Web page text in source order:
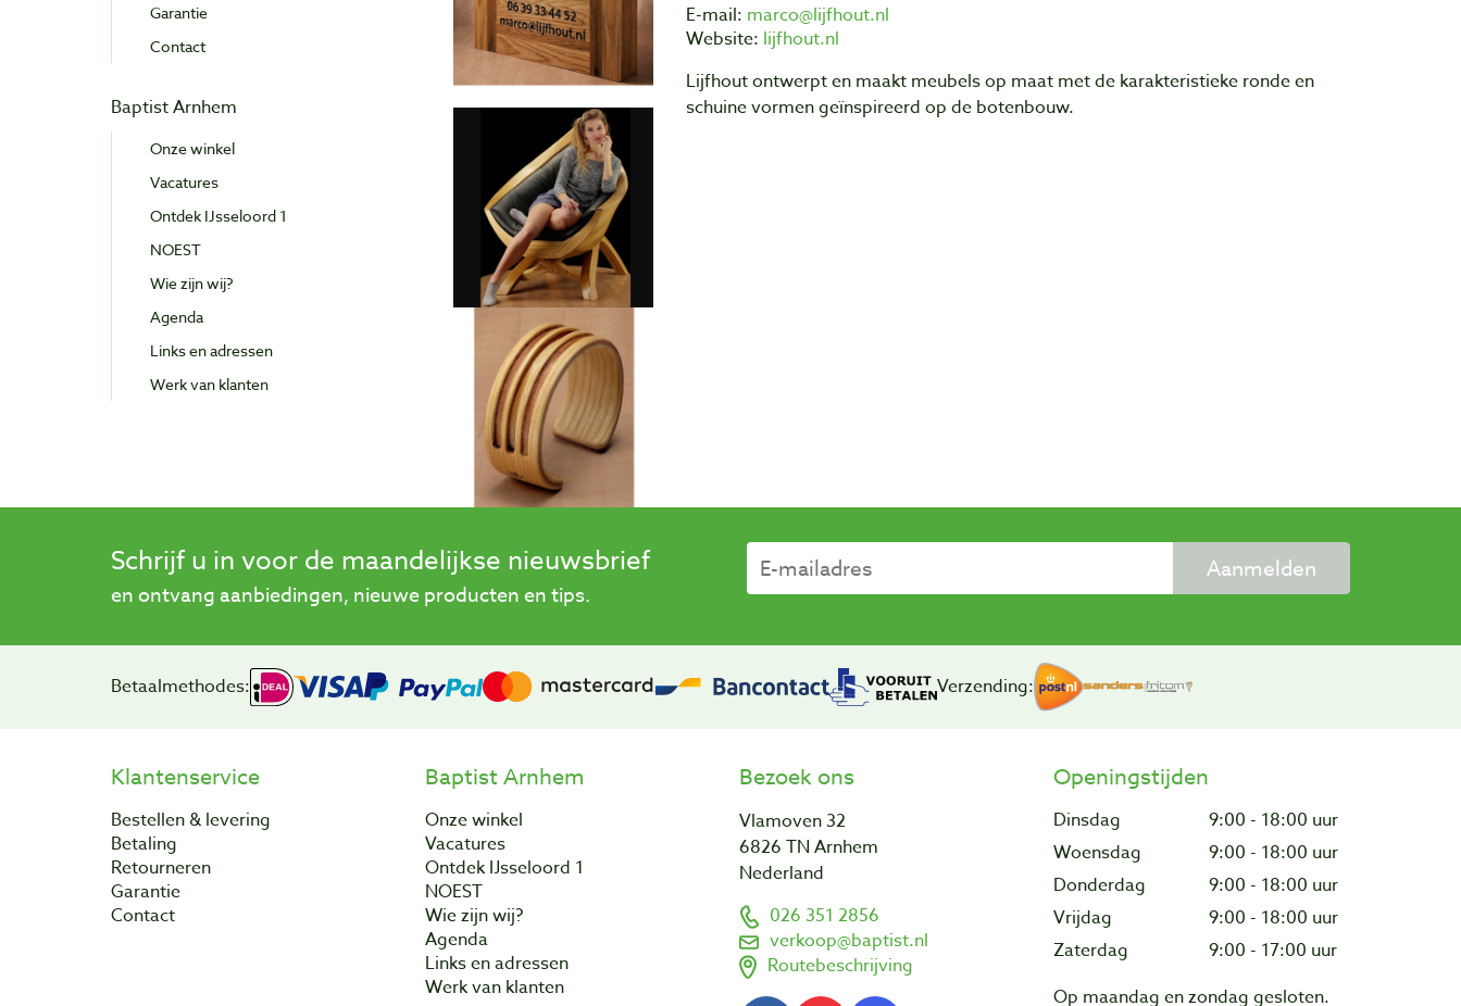
Garantie
Contact
Baptist Arnhem
Onze winkel
Vacatures
Ontdek IJsseloord 1
NOEST
Wie zijn wij?
Agenda
Links en adressen
Werk van klanten
E-mail: marco@lijfhout.nl
Website: lijfhout.nl
Lijfhout ontwerpt en maakt meubels op maat met de karakteristieke ronde en
schuine vormen geïnspireerd op de botenbouw.
Schrijf u in voor de maandelijkse nieuwsbrief
en ontvang aanbiedingen, nieuwe producten en tips.
Aanmelden
Betaalmethodes: Verzending:
Klantenservice
Bestellen & levering
Betaling
Retourneren
Garantie
Contact
Baptist Arnhem
Onze winkel
Vacatures
Ontdek IJsseloord 1
NOEST
Wie zijn wij?
Agenda
Links en adressen
Werk van klanten
Bezoek ons
Vlamoven 32
6826 TN Arnhem
Nederland
026 351 2856
verkoop@baptist.nl
Routebeschrijving
Openingstijden
Dinsdag
9:00 - 18:00 uur
Woensdag
9:00 - 18:00 uur
Donderdag
9:00 - 18:00 uur
Vrijdag
9:00 - 18:00 uur
Zaterdag
9:00 - 17:00 uur
Op maandag en zondag gesloten.